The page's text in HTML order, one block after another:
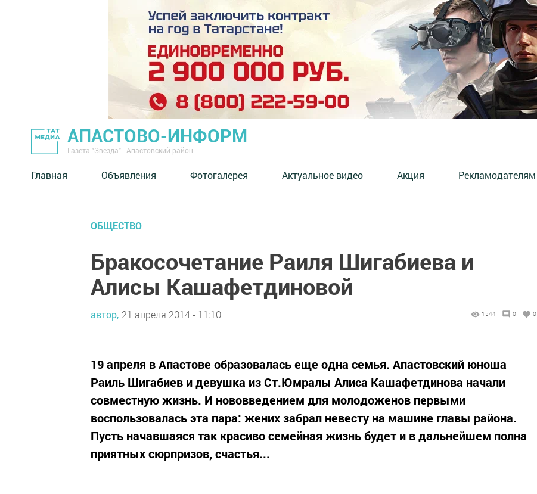
АПАСТОВО-ИНФОРМ
Газета "Звезда" - Апастовский район
Главная Объявления Фотогалерея Актуальное видео Акция Рекламодателям
ОБЩЕСТВО
Бракосочетание Раиля Шигабиева и
Алисы Кашафетдиновой
автор, 21 апреля 2014 - 11:10 1544 0 0
19 апреля в Апастове образовалась еще одна семья. Апастовский юноша
Раиль Шигабиев и девушка из Ст.Юмралы Алиса Кашафетдинова начали
совместную жизнь. И нововведением для молодоженов первыми
воспользовалась эта пара: жених забрал невесту на машине главы района.
Пусть начавшаяся так красиво семейная жизнь будет и в дальнейшем полна
приятных сюрпризов, счастья...